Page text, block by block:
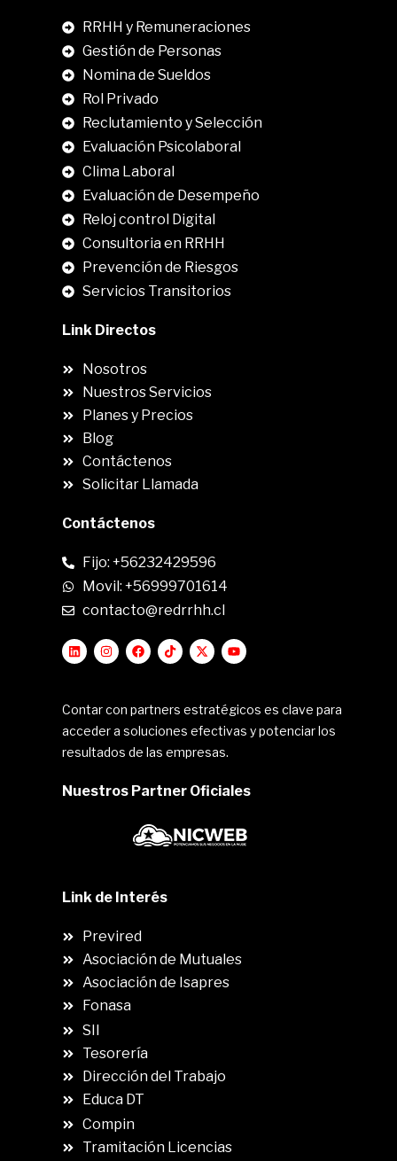
RRHH y Remuneraciones
Gestión de Personas
Nomina de Sueldos
Rol Privado
Reclutamiento y Selección
Evaluación Psicolaboral
Clima Laboral
Evaluación de Desempeño
Reloj control Digital
Consultoria en RRHH
Prevención de Riesgos
Servicios Transitorios
Link Directos
Nosotros
Nuestros Servicios
Planes y Precios
Blog
Contáctenos
Solicitar Llamada
Contáctenos
Fijo: +56232429596
Movil: +56999701614
contacto@redrrhh.cl
Contar con partners estratégicos es clave para
acceder a soluciones efectivas y potenciar los
resultados de las empresas.
Nuestros Partner Oficiales
Link de Interés
Previred
Asociación de Mutuales
Asociación de Isapres
Fonasa
SII
Tesorería
Dirección del Trabajo
Educa DT
Compin
Tramitación Licencias